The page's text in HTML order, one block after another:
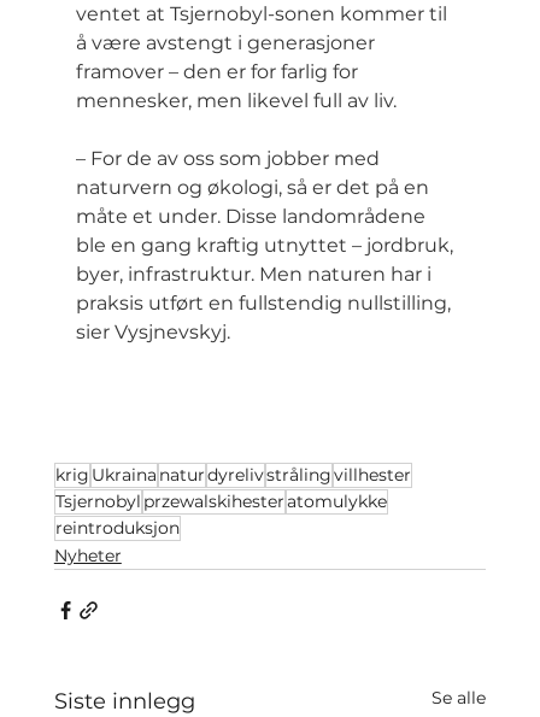
ventet at Tsjernobyl-sonen kommer til
å være avstengt i generasjoner
framover – den er for farlig for
mennesker, men likevel full av liv.
– For de av oss som jobber med
naturvern og økologi, så er det på en
måte et under. Disse landområdene
ble en gang kraftig utnyttet – jordbruk,
byer, infrastruktur. Men naturen har i
praksis utført en fullstendig nullstilling,
sier Vysjnevskyj.
krig Ukraina naturdyrelivstrålingvillhester
Tsjernobyl przewalskihesteratomulykke
reintroduksjon
Nyheter
Siste innlegg Se alle